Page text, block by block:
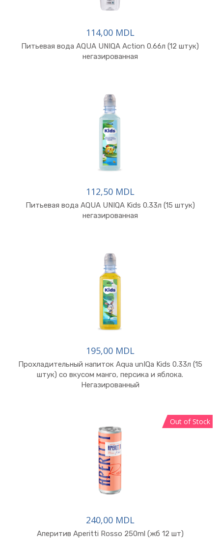
114,00 MDL
Питьевая вода AQUA UNIQA Action 0.66л (12 штук)
негазированная
112,50 MDL
Питьевая вода AQUA UNIQA Kids 0.33л (15 штук)
негазированная
195,00 MDL
Прохладительный напиток Aqua unIQa Kids 0.33л (15
штук) со вкусом манго, персика и яблока.
Негазированный
Out of Stock
240,00 MDL
Аперитив Aperitti Rosso 250ml (жб 12 шт)